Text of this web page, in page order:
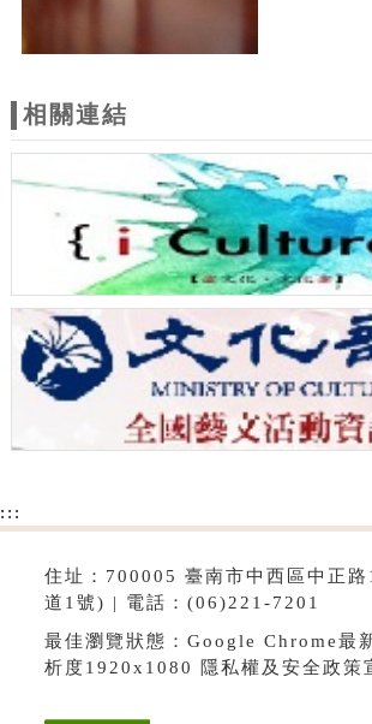
相關連結
:::
住址：700005 臺南市中西區中正路
道1號) | 電話：(06)221-7201
最佳瀏覽狀態：Google Chrome最
析度1920x1080 隱私權及安全政策